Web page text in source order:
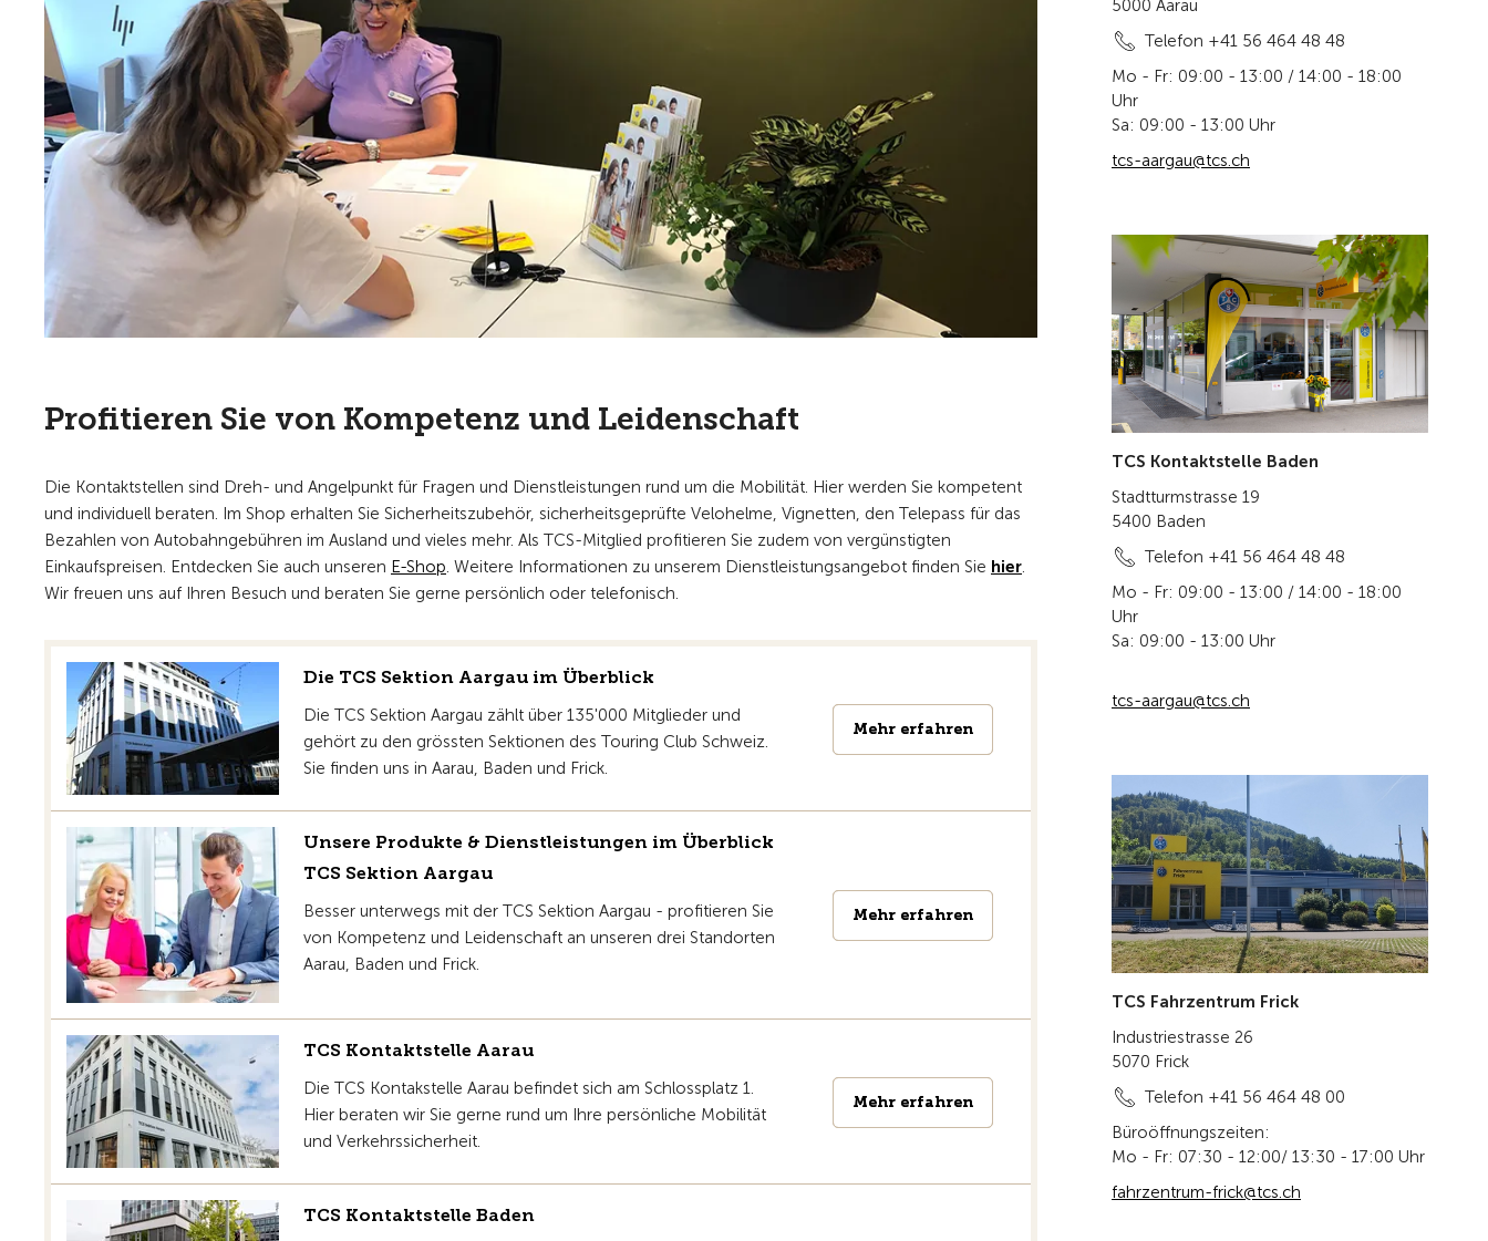
Profitieren Sie von Kompetenz und Leidenschaft
Die Kontaktstellen sind Dreh- und Angelpunkt für Fragen und Dienstleistungen rund um die Mobilität. Hier werden Sie kompetent
und individuell beraten. Im Shop erhalten Sie Sicherheitszubehör, sicherheitsgeprüfte Velohelme, Vignetten, den Telepass für das
Bezahlen von Autobahngebühren im Ausland und vieles mehr. Als TCS-Mitglied profitieren Sie zudem von vergünstigten
Einkaufspreisen. Entdecken Sie auch unseren E-Shop. Weitere Informationen zu unserem Dienstleistungsangebot finden Sie hier.
Wir freuen uns auf Ihren Besuch und beraten Sie gerne persönlich oder telefonisch.
Die TCS Sektion Aargau im Überblick
Die TCS Sektion Aargau zählt über 135'000 Mitglieder und
gehört zu den grössten Sektionen des Touring Club Schweiz.
Sie finden uns in Aarau, Baden und Frick.
Mehr erfahren
Mehr erfahren
Unsere Produkte & Dienstleistungen im Überblick
TCS Sektion Aargau
Besser unterwegs mit der TCS Sektion Aargau - profitieren Sie
von Kompetenz und Leidenschaft an unseren drei Standorten
Aarau, Baden und Frick.
Mehr erfahren
Mehr erfahren
TCS Kontaktstelle Aarau
Die TCS Kontakstelle Aarau befindet sich am Schlossplatz 1.
Hier beraten wir Sie gerne rund um Ihre persönliche Mobilität
und Verkehrssicherheit.
Mehr erfahren
Mehr erfahren
TCS Kontaktstelle Baden
5000 Aarau
Telefon +41 56 464 48 48
Mo - Fr: 09:00 - 13:00 / 14:00 - 18:00
Uhr
Sa: 09:00 - 13:00 Uhr
tcs-aargau@tcs.ch
TCS Kontaktstelle Baden
Stadtturmstrasse 19
5400 Baden
Telefon +41 56 464 48 48
Mo - Fr: 09:00 - 13:00 / 14:00 - 18:00
Uhr
Sa: 09:00 - 13:00 Uhr
tcs-aargau@tcs.ch
TCS Fahrzentrum Frick
Industriestrasse 26
5070 Frick
Telefon +41 56 464 48 00
Büroöffnungszeiten:
Mo - Fr: 07:30 - 12:00/ 13:30 - 17:00 Uhr
fahrzentrum-frick@tcs.ch